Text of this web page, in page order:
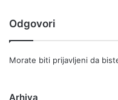
Odgovori
Morate biti prijavljeni da
Arhiva